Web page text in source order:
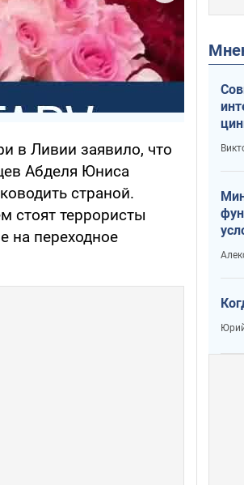
в Ливии заявило, что
Абделя Юниса
страной.
стоят террористы
на переходное